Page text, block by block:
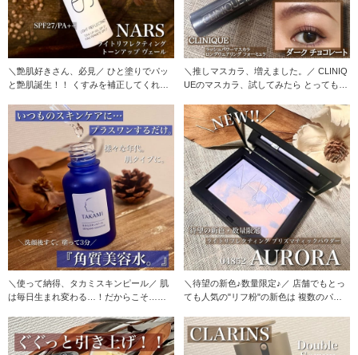
＼艶肌好きさん、必見／ ひと塗りでパッ
と艶肌誕生！！ くすみを補正してくれる
＼推しマスカラ、増えました。／ CLINIQ
UEのマスカラ、試してみたら とってもお
＼使って納得、タカミスキンピール／ 肌
は毎日生まれ変わる…！だからこそ…！
＼待望の新色♪数量限定♪／ 店舗でもとっ
ても人気の"リフ粉"の新色は 複数のパス